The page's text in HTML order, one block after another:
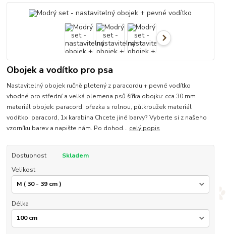
Obojek a vodítko pro psa
Nastavitelný obojek ručně pletený z paracordu + pevné vodítko
vhodné pro střední a velká plemena psů šířka obojku: cca 30 mm
materiál obojek: paracord, přezka s rolnou, půlkroužek materiál
vodítko: paracord, 1x karabina Chcete jiné barvy? Vyberte si z našeho
vzorníku barev a napište nám. Po dohod... celý popis
Dostupnost
Skladem
Velikost
Délka